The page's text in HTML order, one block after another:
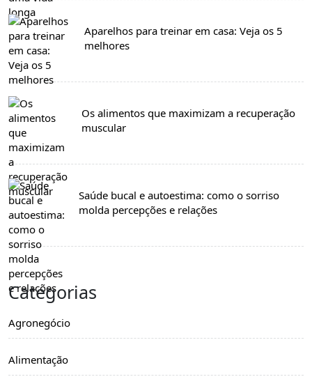
Aparelhos para treinar em casa: Veja os 5
melhores
Os alimentos que maximizam a recuperação
muscular
Saúde bucal e autoestima: como o sorriso
molda percepções e relações
Categorias
Agronegócio
Alimentação